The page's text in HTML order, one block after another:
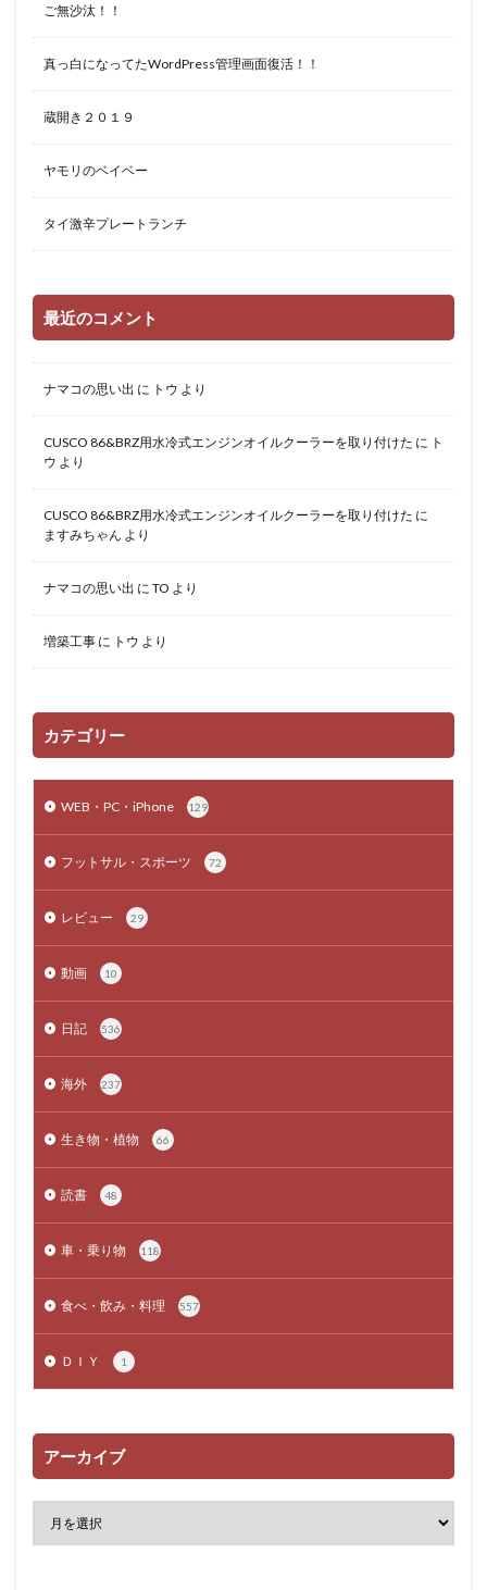
ご無沙汰！！
真っ白になってたWordPress管理画面復活！！
蔵開き２０１９
ヤモリのベイベー
タイ激辛プレートランチ
最近のコメント
ナマコの思い出 に トウ より
CUSCO 86&BRZ用水冷式エンジンオイルクーラーを取り付けた に ト
ウ より
CUSCO 86&BRZ用水冷式エンジンオイルクーラーを取り付けた に
ますみちゃん より
ナマコの思い出 に TO より
増築工事 に トウ より
カテゴリー
WEB・PC・iPhone 129
フットサル・スポーツ 72
レビュー 29
動画 10
日記 536
海外 237
生き物・植物 66
読書 48
車・乗り物 118
食べ・飲み・料理 557
ＤＩＹ 1
アーカイブ